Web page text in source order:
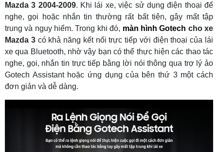
Mazda 3 2004-2009. Khi lái xe, việc sử dụng điện thoại để
nghe, gọi hoặc nhắn tin thường rất bất tiện, gây mất tập
trung và nguy hiểm. Trong khi đó, màn hình Gotech cho xe
Mazda 3có khả năng kết nối trực tiếp với điện thoại của lái
xe qua Bluetooth, nhờ vậy bạn có thể thực hiện các thao tác
nghe, gọi, nhắn tin trực tiếp bằng lời nói thông qua trợ lý ảo
Gotech Assistant hoặc ứng dụng của bên thứ 3 một cách
đơn giản và dễ dàng.